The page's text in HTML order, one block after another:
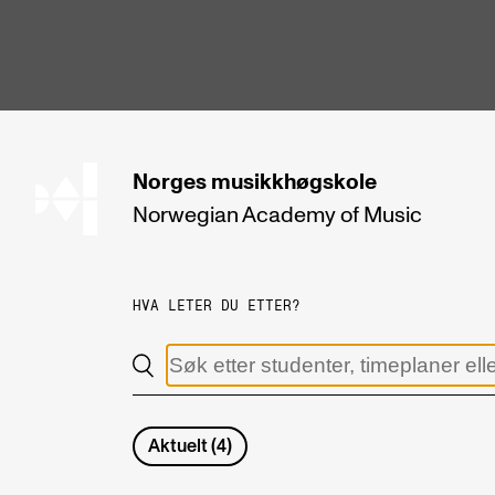
Norges musikkhøgskole
Norwegian Academy of Music
STUDIER
Master
Årsstudium og videreutdanning
HVA LETER DU ETTER?
Aktuelt(4)